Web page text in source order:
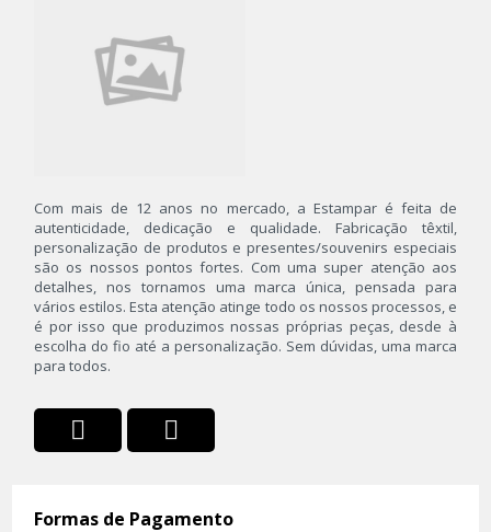
Com mais de 12 anos no mercado, a Estampar é feita de
autenticidade, dedicação e qualidade. Fabricação têxtil,
personalização de produtos e presentes/souvenirs especiais
são os nossos pontos fortes. Com uma super atenção aos
detalhes, nos tornamos uma marca única, pensada para
vários estilos. Esta atenção atinge todo os nossos processos, e
é por isso que produzimos nossas próprias peças, desde à
escolha do fio até a personalização. Sem dúvidas, uma marca
para todos.
Formas de Pagamento